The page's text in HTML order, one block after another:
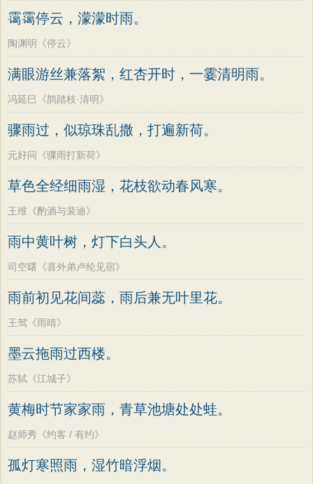
霭霭停云，濛濛时雨。
陶渊明《停云》
满眼游丝兼落絮，红杏开时，一霎清明雨。
冯延巳《鹊踏枝·清明》
骤雨过，似琼珠乱撒，打遍新荷。
元好问《骤雨打新荷》
草色全经细雨湿，花枝欲动春风寒。
王维《酌酒与裴迪》
雨中黄叶树，灯下白头人。
司空曙《喜外弟卢纶见宿》
雨前初见花间蕊，雨后兼无叶里花。
王驾《雨晴》
墨云拖雨过西楼。
苏轼《江城子》
黄梅时节家家雨，青草池塘处处蛙。
赵师秀《约客 / 有约》
孤灯寒照雨，湿竹暗浮烟。